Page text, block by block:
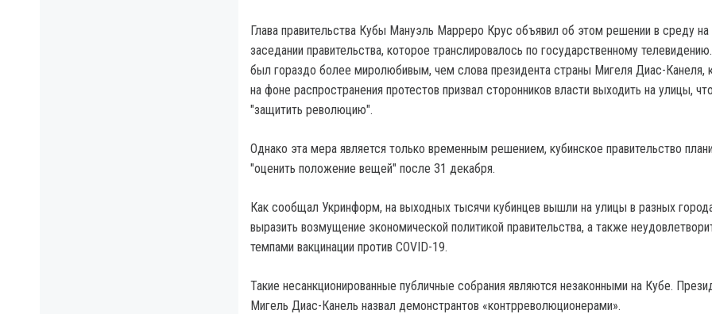
Глава правительства Кубы Мануэль Марреро Крус объявил об этом решении в среду на
заседании правительства, которое транслировалось по государственному
был гораздо более миролюбивым, чем слова президента страны Мигеля Диас-Канеля,
на фоне распространения протестов призвал сторонников власти выходить на улицы,
"защитить революцию".
Однако эта мера является только временным решением, кубинское правительство
"оценить положение вещей" после 31 декабря.
Как сообщал Укринформ, на выходных тысячи кубинцев вышли на улицы в разных
выразить возмущение экономической политикой правительства, а также
темпами вакцинации против COVID-19.
Такие несанкционированные публичные собрания являются незаконными на Кубе.
Мигель Диас-Канель назвал демонстрантов «контрреволюционерами».